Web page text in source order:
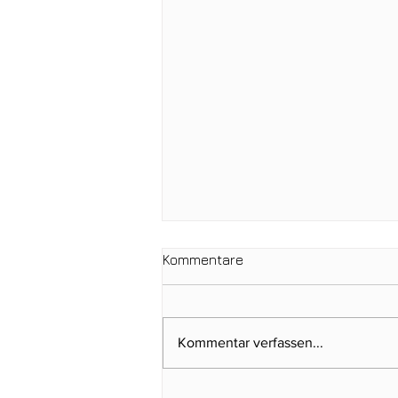
Kommentare
Kommentar verfassen...